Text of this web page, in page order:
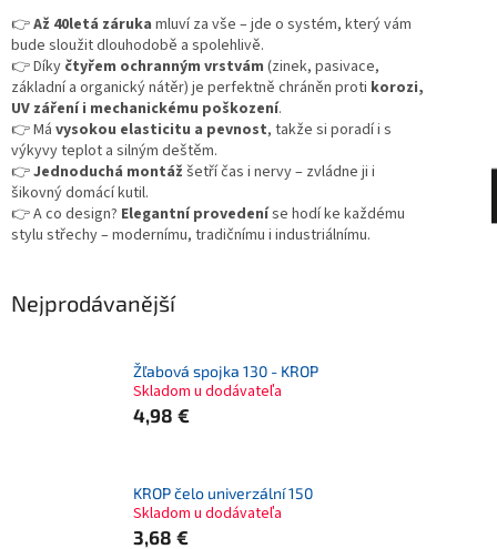
👉Až 40letá záruka mluví za vše – jde o systém, který vám
bude sloužit dlouhodobě a spolehlivě.
👉 Díky čtyřem ochranným vrstvám (zinek, pasivace,
základní a organický nátěr) je perfektně chráněn proti korozi,
UV záření i mechanickému poškození.
👉 Má vysokou elasticitu a pevnost, takže si poradí i s
výkyvy teplot a silným deštěm.
👉Jednoduchá montáž šetří čas i nervy – zvládne ji i
šikovný domácí kutil.
👉 A co design? Elegantní provedeníse hodí ke každému
stylu střechy – modernímu, tradičnímu i industriálnímu.
Nejprodávanější
Žľabová spojka 130 - KROP
Skladom u dodávateľa
4,98 €
KROP čelo univerzální 150
Skladom u dodávateľa
3,68 €